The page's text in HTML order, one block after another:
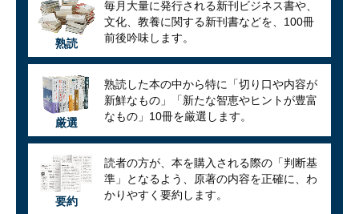
熟読
毎月大量に発行される新刊ビジネス書や、
文化、教養に関する新刊書などを、100冊
前後吟味します。
厳選
熟読した本の中から特に「切り口や内容が
新鮮なもの」「新たな智恵やヒントが豊富
なもの」10冊を厳選します。
要約
読者の方が、本を購入される際の「判断基
準」となるよう、原著の内容を正確に、わ
かりやすく要約します。